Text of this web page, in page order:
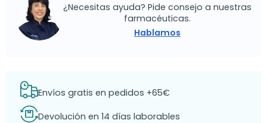
¿Necesitas ayuda? Pide consejo a nuestras
farmacéuticas.
Hablamos
Envíos gratis en pedidos +65€
Devolución en 14 días laborables